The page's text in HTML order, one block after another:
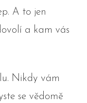
A to jen
a kam vás
Nikdy vám
se vědomě